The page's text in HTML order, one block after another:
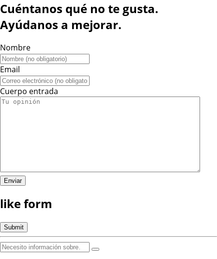
Cuéntanos qué no te gusta.
Ayúdanos a mejorar.
Nombre
Email
Cuerpo entrada
like form